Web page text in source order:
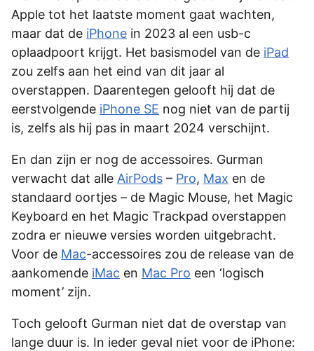
Apple tot het laatste moment gaat wachten,
maar dat de iPhone in 2023 al een usb-c
oplaadpoort krijgt. Het basismodel van de iPad
zou zelfs aan het eind van dit jaar al
overstappen. Daarentegen gelooft hij dat de
eerstvolgende iPhone SE nog niet van de partij
is, zelfs als hij pas in maart 2024 verschijnt.
En dan zijn er nog de accessoires. Gurman
verwacht dat alle AirPods – Pro, Max en de
standaard oortjes – de Magic Mouse, het Magic
Keyboard en het Magic Trackpad overstappen
zodra er nieuwe versies worden uitgebracht.
Voor de Mac-accessoires zou de release van de
aankomende iMac en Mac Pro een ‘logisch
moment’ zijn.
Toch gelooft Gurman niet dat de overstap van
lange duur is. In ieder geval niet voor de iPhone: